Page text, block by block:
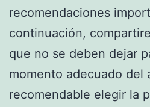
recomendaciones
continuación,
que no se deben dejar
momento adecuado del
recomendable elegir la